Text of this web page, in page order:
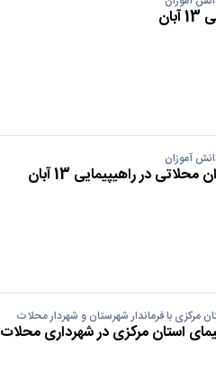
در راهیپیمایی 13 آبان
مرکزی با فرماندار شهرستان و شهردار محلات
استان مرکزی در شهرداری محلات